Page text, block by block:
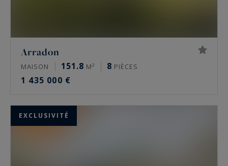
Arradon
MAISON 151.8 M² 8 PIÈCES
1 435 000 €
EXCLUSIVITÉ